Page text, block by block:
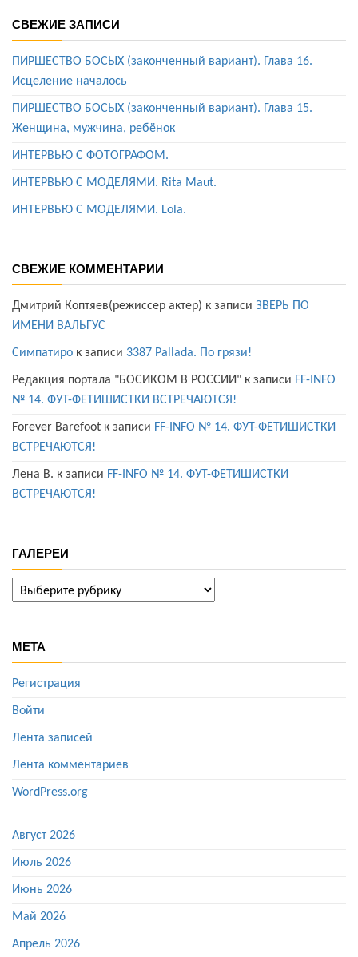
СВЕЖИЕ ЗАПИСИ
ПИРШЕСТВО БОСЫХ (законченный вариант). Глава 16.
Исцеление началось
ПИРШЕСТВО БОСЫХ (законченный вариант). Глава 15.
Женщина, мужчина, ребёнок
ИНТЕРВЬЮ С ФОТОГРАФОМ.
ИНТЕРВЬЮ С МОДЕЛЯМИ. Rita Maut.
ИНТЕРВЬЮ С МОДЕЛЯМИ. Lola.
СВЕЖИЕ КОММЕНТАРИИ
Дмитрий Коптяев(режиссер актер) к записи ЗВЕРЬ ПО
ИМЕНИ ВАЛЬГУС
Симпатиро к записи 3387 Pallada. По грязи!
Редакция портала "БОСИКОМ В РОССИИ" к записи FF-INFO
№ 14. ФУТ-ФЕТИШИСТКИ ВСТРЕЧАЮТСЯ!
Forever Barefoot к записи FF-INFO № 14. ФУТ-ФЕТИШИСТКИ
ВСТРЕЧАЮТСЯ!
Лена В. к записи FF-INFO № 14. ФУТ-ФЕТИШИСТКИ
ВСТРЕЧАЮТСЯ!
ГАЛЕРЕИ
ГАЛЕРЕИ
МЕТА
Регистрация
Войти
Лента записей
Лента комментариев
WordPress.org
Август 2026
Июль 2026
Июнь 2026
Май 2026
Апрель 2026